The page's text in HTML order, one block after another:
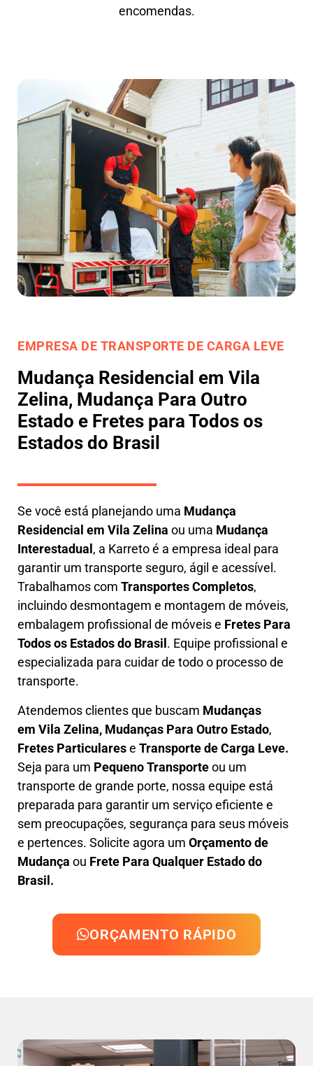
encomendas.
EMPRESA DE TRANSPORTE DE CARGA LEVE
Mudança Residencial em Vila
Zelina, Mudança Para Outro
Estado e Fretes para Todos os
Estados do Brasil
Se você está planejando uma Mudança
Residencial em Vila Zelina ou uma Mudança
Interestadual , a Karretoé a empresa ideal para
garantir um transporte seguro, ágil e acessível.
Trabalhamos com Transportes Completos,
incluindodesmontagem e montagem de móveis,
embalagem profissional de móveis e Fretes Para
Todos os Estados do Brasil . Equipe profissional e
especializada para cuidar de todo o processo de
transporte.
Atendemos clientes que buscam Mudanças
em Vila Zelina, Mudanças Para Outro Estado,
Fretes Particularese Transportede Carga Leve.
Seja para um Pequeno Transporteou um
transporte de grande porte, nossa equipe está
preparada para garantir um serviço eficiente e
sem preocupações, segurança para seus móveis
e pertences. Solicite agora um Orçamento de
Mudança ou Frete Para Qualquer Estado do
Brasil.
ORÇAMENTO RÁPIDO